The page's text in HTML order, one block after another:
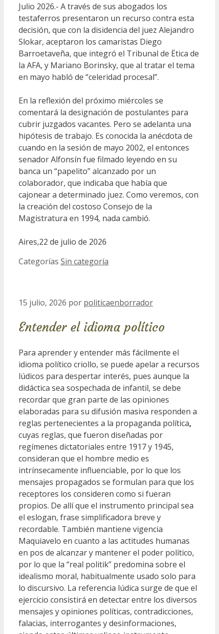
Julio 2026.- A través de sus abogados los
testaferros presentaron un recurso contra esta
decisión, que con la disidencia del juez Alejandro
Slokar, aceptaron los camaristas Diego
Barroetaveña, que integró el Tribunal de Ëtica de
la AFA, y Mariano Borinsky, que al tratar el tema
en mayo habló de “celeridad procesal”.
En la reflexión del próximo miércoles se
comentará la designación de postulantes para
cubrir juzgados vacantes. Pero se adelanta una
hipótesis de trabajo. Es conocida la anécdota de
cuando en la sesión de mayo 2002, el entonces
senador Alfonsín fue filmado leyendo en su
banca un “papelito” alcanzado por un
colaborador, que indicaba que había que
cajonear a determinado juez. Como veremos, con
la creación del costoso Consejo de la
Magistratura en 1994, nada cambió.
Aires,22 de julio de 2026
Categorías Sin categoría
15 julio, 2026 por politicaenborrador
Entender el idioma político
Para aprender y entender más fácilmente el
idioma político criollo, se puede apelar a recursos
lúdicos para despertar interés, pues aunque la
didáctica sea sospechada de infantil, se debe
recordar que gran parte de las opiniones
elaboradas para su difusión masiva responden a
reglas pertenecientes a la propaganda política,
cuyas reglas, que fueron diseñadas por
regímenes dictatoriales entre 1917 y 1945,
consideran que el hombre medio es
intrínsecamente influenciable, por lo que los
mensajes propagados se formulan para que los
receptores los consideren como si fueran
propios. De allí que el instrumento principal sea
el eslogan, frase simplificadora breve y
recordable. También mantiene vigencia
Maquiavelo en cuanto a las actitudes humanas
en pos de alcanzar y mantener el poder político,
por lo que la “real politik” predomina sobre el
idealismo moral, habitualmente usado solo para
lo discursivo. La referencia lúdica surge de que el
ejercicio consistirá en detectar entre los diversos
mensajes y opiniones políticas, contradicciones,
falacias, interrogantes y desinformaciones,